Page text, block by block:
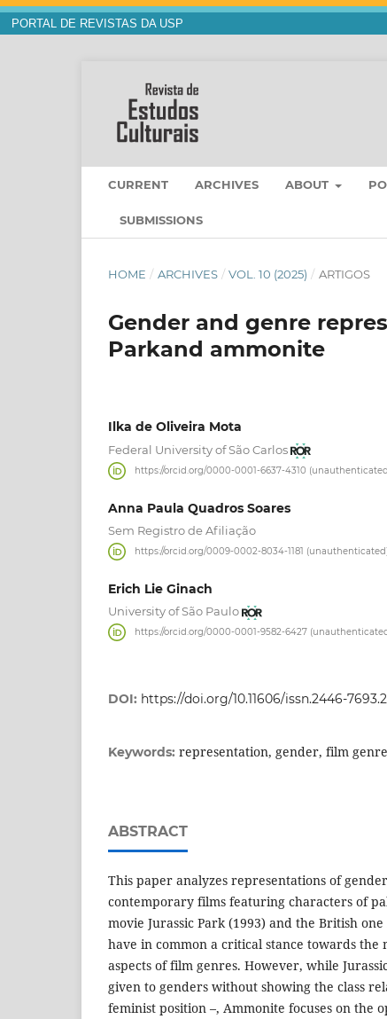
PORTAL DE REVISTAS DA USP
CURRENT ARCHIVES ABOUT
SUBMISSIONS
HOME / ARCHIVES / VOL. 10 (2025) / ARTIGOS
Gender and genre
Parkand ammonite
Ilka de Oliveira Mota
Federal University of São Carlos
https://orcid.org/0000-0001-6637-4310
Anna Paula Quadros Soares
Sem Registro de Afiliação
https://orcid.org/0009-0002-8034-1181
Erich Lie Ginach
University of São Paulo
https://orcid.org/0000-0001-9582-6427
DOI: https://doi.org/10.11606/issn.2446-
Keywords: representation, gender, film genre
ABSTRACT
This paper analyzes representations of
contemporary films featuring characters of
movie Jurassic Park (1993) and the British
have in common a critical stance towards the
aspects of film genres. However, while
given to genders without showing the class
feminist position –, Ammonite focuses on the